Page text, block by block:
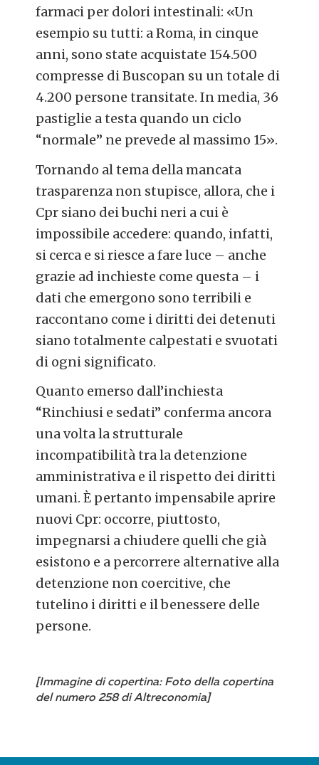
farmaci per dolori intestinali: «Un
esempio su tutti: a Roma, in cinque
anni, sono state acquistate 154.500
compresse di Buscopan su un totale di
4.200 persone transitate. In media, 36
pastiglie a testa quando un ciclo
“normale” ne prevede al massimo 15».
Tornando al tema della mancata
trasparenza non stupisce, allora, che i
Cpr siano dei buchi neri a cui è
impossibile accedere: quando, infatti,
si cerca e si riesce a fare luce – anche
grazie ad inchieste come questa – i
dati che emergono sono terribili e
raccontano come i diritti dei detenuti
siano totalmente calpestati e svuotati
di ogni significato.
Quanto emerso dall’inchiesta
“Rinchiusi e sedati” conferma ancora
una volta la strutturale
incompatibilità tra la detenzione
amministrativa e il rispetto dei diritti
umani. È pertanto impensabile aprire
nuovi Cpr: occorre, piuttosto,
impegnarsi a chiudere quelli che già
esistono e a percorrere alternative alla
detenzione non coercitive, che
tutelino i diritti e il benessere delle
persone.
[Immagine di copertina: Foto della copertina
del numero 258 di Altreconomia]
POST